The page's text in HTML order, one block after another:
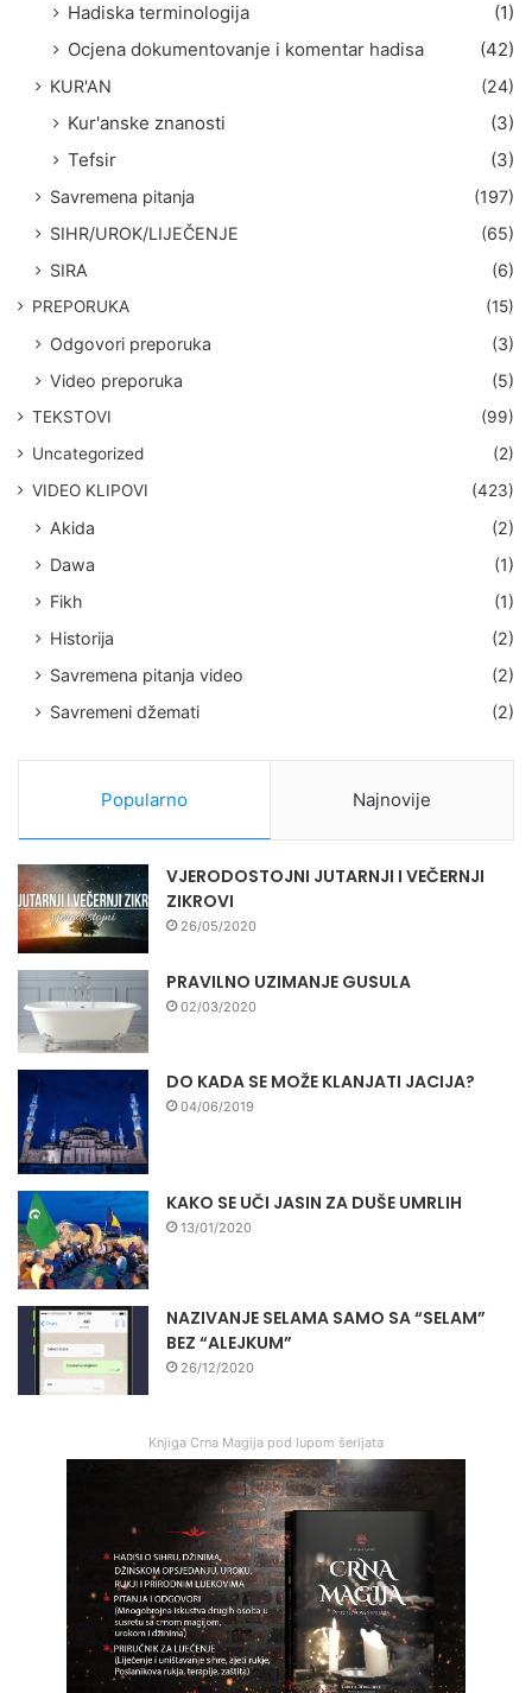
Hadiska terminologija
(1)
Ocjena dokumentovanje i komentar hadisa
(42)
KUR'AN (24)
Kur'anske znanosti
(3)
Tefsir
(3)
Savremena pitanja
(197)
SIHR/UROK/LIJEČENJE
(65)
SIRA
(6)
PREPORUKA (15)
Odgovori preporuka
(3)
Video preporuka
(5)
TEKSTOVI
(99)
Uncategorized
(2)
VIDEO KLIPOVI
(423)
Akida
(2)
Dawa
(1)
Fikh
(1)
Historija
(2)
Savremena pitanja video
(2)
Savremeni džemati
(2)
Popularno Najnovije
VJERODOSTOJNI JUTARNJI I VEČERNJI
ZIKROVI
26/05/2020
PRAVILNO UZIMANJE GUSULA
02/03/2020
DO KADA SE MOŽE KLANJATI JACIJA?
04/06/2019
KAKO SE UČI JASIN ZA DUŠE UMRLIH
13/01/2020
NAZIVANJE SELAMA SAMO SA “SELAM”
BEZ “ALEJKUM”
26/12/2020
Knjiga Crna Magija pod lupom šerijata